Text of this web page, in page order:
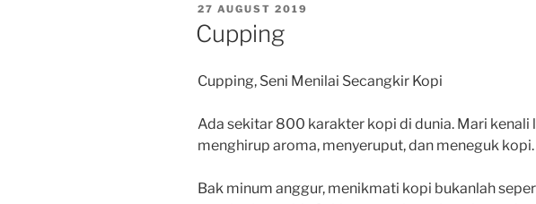
POSTED
ON
27 AUGUST 2019
Cupping
Cupping, Seni Menilai Secangkir Kopi
Ada sekitar 800 karakter kopi di dunia. Mari kenali
menghirup aroma, menyeruput, dan meneguk kopi.
Bak minum anggur, menikmati kopi bukanlah